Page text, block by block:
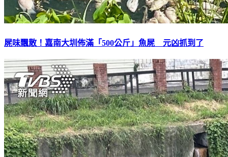
屍味飄散！嘉南大圳佈滿「500公斤」魚屍 元凶抓到了